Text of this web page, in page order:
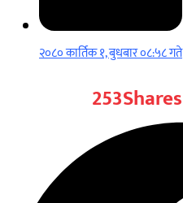
२०८० कार्तिक १, बुधबार ०८:५८ गते
Shares
253